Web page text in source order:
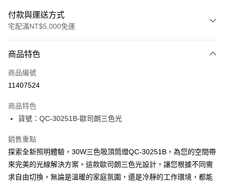
付款與運送方式
宅配滿NT$5,000免運
信用卡一次付款
LINE Pay
街口支付
悠遊付
Google Pay
全盈+PAY
商品特色
商品編號
11407524
商品特色
貨號：QC-30251B-歐司朗三色光
銷售重點
探索全新照明體驗，30W三色吸頂筒燈QC-30251B，為您的空間帶
來完美的光線解決方案。這款歐司朗三色光設計，讓您根據不同需
求自由切換，無論是溫暖的家庭氛圍，還是冷靜的工作環境，都能